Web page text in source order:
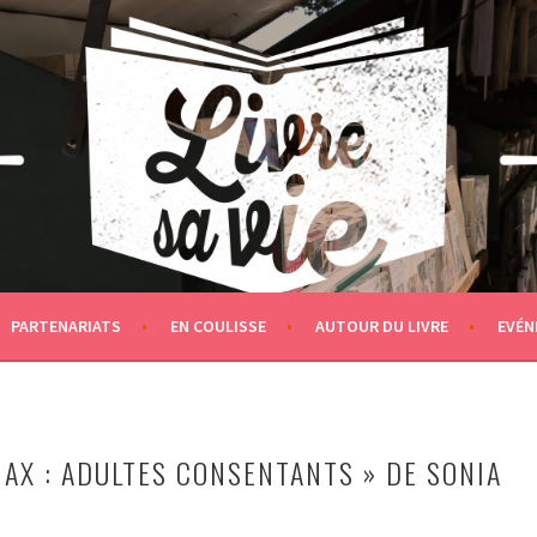
PARTENARIATS EN COULISSE AUTOUR DU LIVRE
: ADULTES CONSENTANTS » DE SONIA